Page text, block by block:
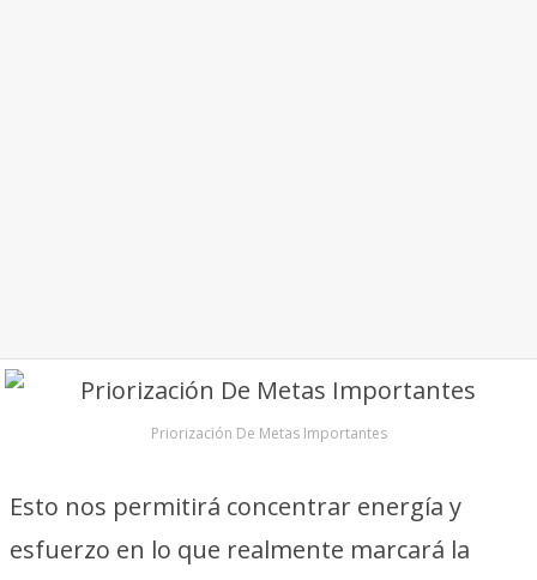
Priorización De Metas Importantes
Esto nos permitirá concentrar energía y
esfuerzo en lo que realmente marcará la